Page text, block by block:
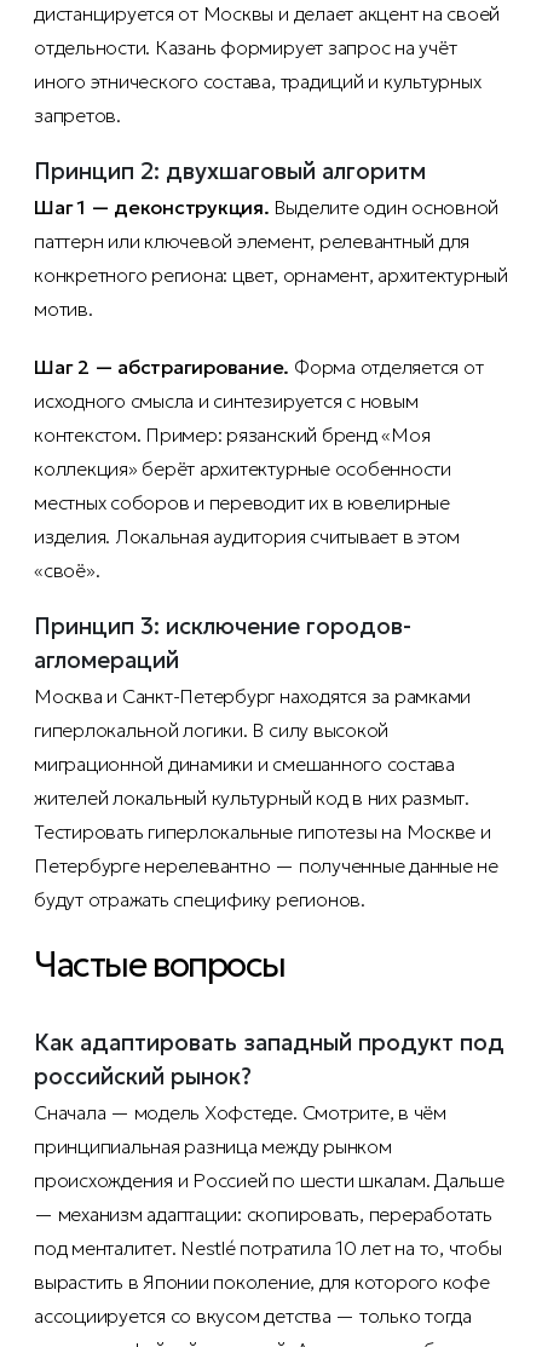
дистанцируется от Москвы и делает акцент на своей
отдельности. Казань формирует запрос на учёт
иного этнического состава, традиций и культурных
запретов.
Принцип 2: двухшаговый алгоритм
Шаг 1 — деконструкция. Выделите один основной
паттерн или ключевой элемент, релевантный для
конкретного региона: цвет, орнамент, архитектурный
мотив.
Шаг 2 — абстрагирование. Форма отделяется от
исходного смысла и синтезируется с новым
контекстом. Пример: рязанский бренд «Моя
коллекция» берёт архитектурные особенности
местных соборов и переводит их в ювелирные
изделия. Локальная аудитория считывает в этом
«своё».
Принцип 3: исключение городов-
агломераций
Москва и Санкт-Петербург находятся за рамками
гиперлокальной логики. В силу высокой
миграционной динамики и смешанного состава
жителей локальный культурный код в них размыт.
Тестировать гиперлокальные гипотезы на Москве и
Петербурге нерелевантно — полученные данные не
будут отражать специфику регионов.
Частые вопросы
Как адаптировать западный продукт под
российский рынок?
Сначала — модель Хофстеде. Смотрите, в чём
принципиальная разница между рынком
происхождения и Россией по шести шкалам. Дальше
— механизм адаптации: скопировать, переработать
под менталитет. Nestlé потратила 10 лет на то, чтобы
вырастить в Японии поколение, для которого кофе
ассоциируется со вкусом детства — только тогда